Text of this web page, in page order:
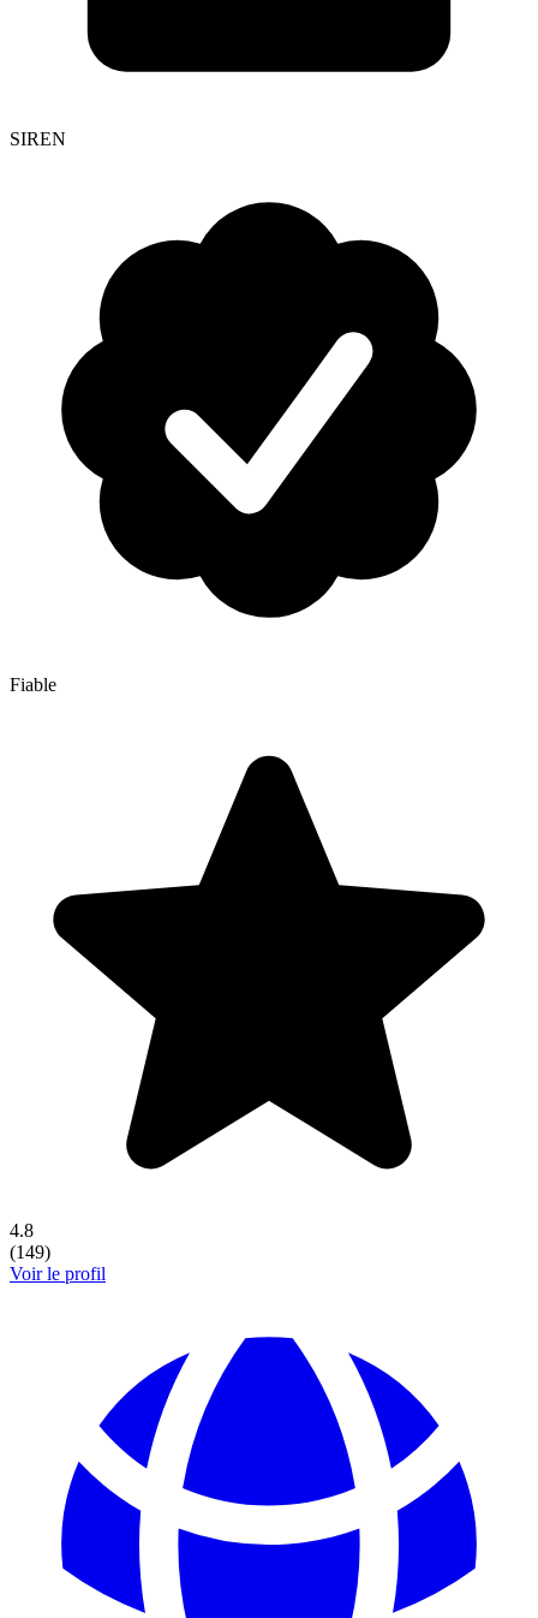
SIREN
Fiable
4.8
(149)
Voir le profil